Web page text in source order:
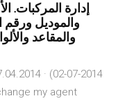
إدارة المركبات.
والموديل ورقم
والمقاعد
· (02-07-2014
my agent